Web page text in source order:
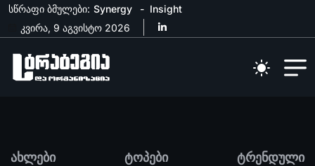
სწრაფი ბმულები: Synergy
Insight
კვირა, 9 აგვისტო 2026
ახლები ტოპები ტრენდული